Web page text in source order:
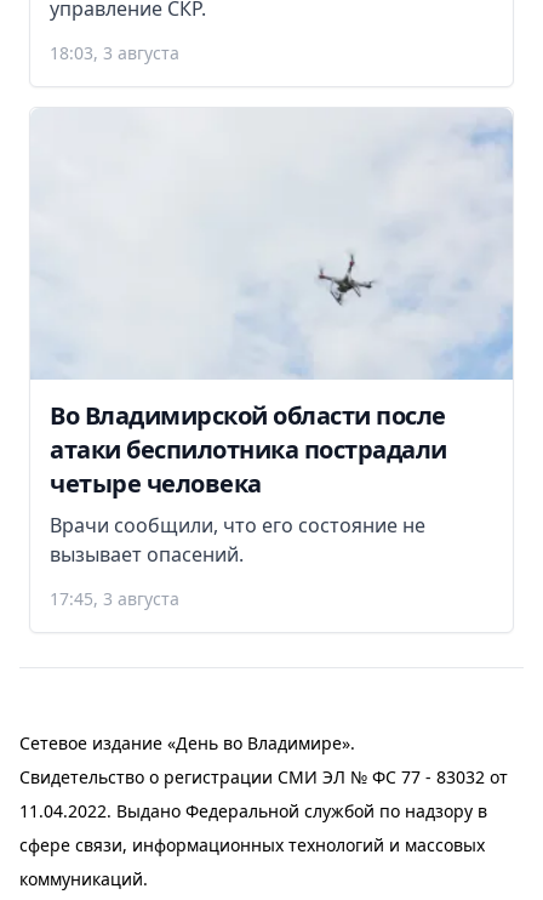
управление СКР.
18:03, 3 августа
Во Владимирской области после
атаки беспилотника пострадали
четыре человека
Врачи сообщили, что его состояние не
вызывает опасений.
17:45, 3 августа
Сетевое издание «День во Владимире».
Свидетельство о регистрации СМИ ЭЛ № ФС 77 - 83032 от
11.04.2022. Выдано Федеральной службой по надзору в
сфере связи, информационных технологий и массовых
коммуникаций.